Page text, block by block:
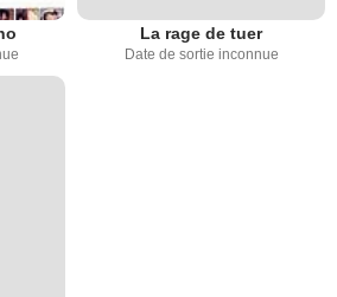
La rage de tuer
Date de sortie inconnue